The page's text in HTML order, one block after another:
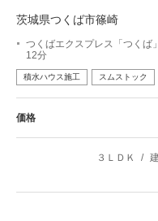
茨城県つくば市篠崎
つくばエクスプレス「つくば
12分
積水ハウス施工 スムストック
価格
３ＬＤＫ